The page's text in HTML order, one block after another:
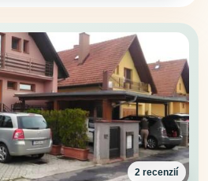
2 recenzií